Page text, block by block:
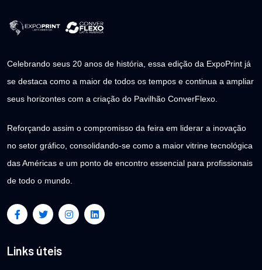
Celebrando seus 20 anos de história, essa edição da ExpoPrint já
se destaca como a maior de todos os tempos e continua a ampliar
seus horizontes com a criação do Pavilhão ConverFlexo.
Reforçando assim o compromisso da feira em liderar a inovação
no setor gráfico, consolidando-se como a maior vitrine tecnológica
das Américas e um ponto de encontro essencial para profissionais
de todo o mundo.
Links úteis